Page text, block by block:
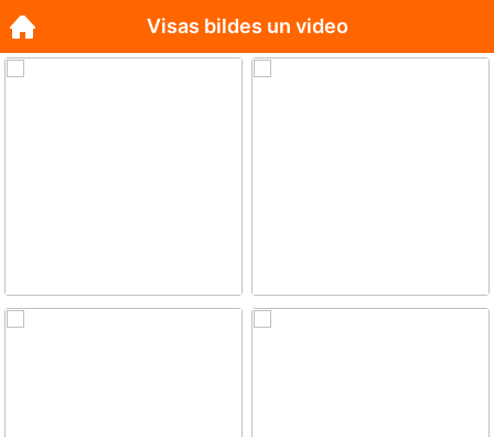
Visas bildes un video